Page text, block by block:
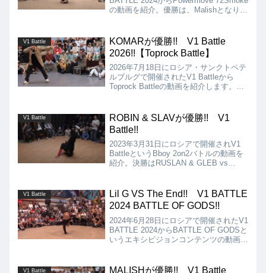
の動画を紹介。優勝は、Malishとなりま
レベルにまで到達しており、正直、出場
Bboyの誰もが、えげつないスキルを持
ち合わせていました!!
V1 Battle
KOMARが優勝!! V1 Battle
2026!!【Toprock Battle】
2026年7月18日にロシア・サンクトペテ
ルブルグで開催されたV1 Battleから
Toprock Battleの動画を紹介します。素
EDと昨年の覇者であるKOMARとの一
騎打ちとなりましたが、優勝はKOMAR
となりました!!
V1 Battle
ROBIN & SLAVが優勝!! V1
Battle!!
2023年3月31日にロシアで開催されV1
BattleというBboy 2on2バトルの動画を
紹介。決勝はRUSLAN & GLEB vs
なりました!!
V1 Battle
Lil G VS The End!! V1 BATTLE
2024 BATTLE OF GODS!!
2024年6月28日にロシアで開催されたV1
BATTLE 2024からBATTLE OF GODSと
いうエキシビジョンコンテンツの動画を
Lil G (Venezuela) VS The End (Korea)で
V1 Battle
MALISHが優勝!! V1 Battle